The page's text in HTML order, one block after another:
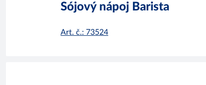
Sójový nápoj Barista
Art. č.: 73524